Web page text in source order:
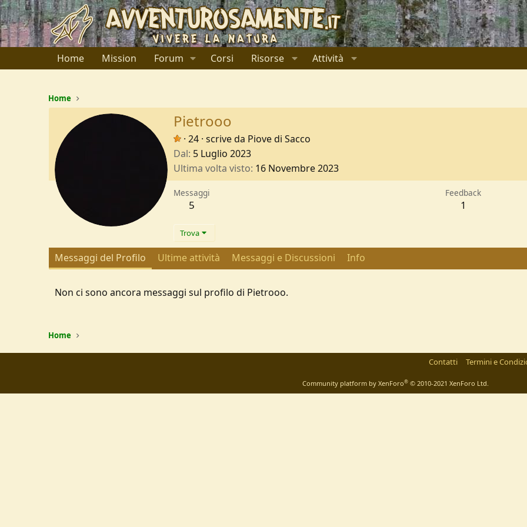
Home Mission Forum Corsi Risorse Attività
Home
Pietrooo
· 24 · scrive da Piove di Sacco
Dal 5 Luglio 2023
Ultima volta visto 16 Novembre 2023
Messaggi
5
Feedback
1
Trova
Messaggi del Profilo Ultime attività Messaggi e Discussioni Info
Non ci sono ancora messaggi sul profilo di Pietrooo.
Home
Contatti Termini e
Community platform by XenForo® © 2010-2021 XenForo Ltd.